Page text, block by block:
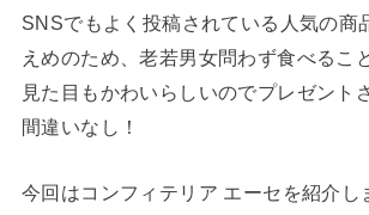
SNSでもよく投稿されている人気の商
えめのため、老若男女問わず食べるこ
見た目もかわいらしいのでプレゼント
間違いなし！
今回はコンフィテリア エーセを紹介し